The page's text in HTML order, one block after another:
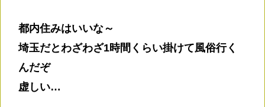
都内住みはいいな～
埼玉だとわざわざ1時間くらい掛けて風俗行く
んだぞ
虚しい…